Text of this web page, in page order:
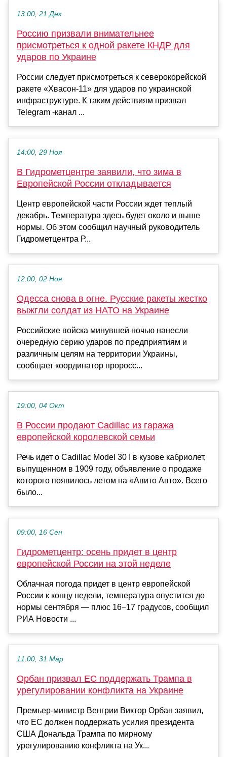
13:00, 21 Дек
Россию призвали внимательнее
присмотреться к одной ракете КНДР для
ударов по Украине
России следует присмотреться к северокорейской
ракете «Хвасон-11» для ударов по украинской
инфраструктуре. К таким действиям призвал
Telegram -канал ...
14:00, 29 Ноя
В Гидрометцентре заявили, что зима в
Европейской России откладывается
Центр европейской части России ждет теплый
декабрь. Температура здесь будет около и выше
нормы. Об этом сообщил научный руководитель
Гидрометцентра Р...
12:00, 02 Ноя
Одесса снова в огне. Русские ракеты жестко
выжгли солдат из НАТО на Украине
Российские войска минувшей ночью нанесли
очередную серию ударов по предприятиям и
различным целям на территории Украины,
сообщает координатор проросс...
19:00, 04 Окт
В России продают Cadillac из гаража
европейской королевской семьи
Речь идет о Cadillac Model 30 I в кузове кабриолет,
выпущенном в 1909 году, объявление о продаже
которого появилось летом на «Авито Авто». Всего
было...
09:00, 16 Сен
Гидрометцентр: осень придет в центр
европейской России на этой неделе
Облачная погода придет в центр европейской
России к концу недели, температура опустится до
нормы сентября — плюс 16−17 градусов, сообщил
РИА Новости ...
11:00, 31 Мар
Орбан призвал ЕС поддержать Трампа в
урегулировании конфликта на Украине
Премьер-министр Венгрии Виктор Орбан заявил,
что ЕС должен поддержать усилия президента
США Дональда Трампа по мирному
урегулированию конфликта на Ук...